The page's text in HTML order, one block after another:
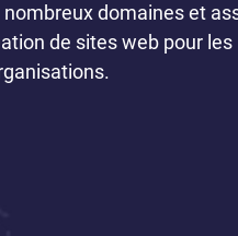
domaines et
de sites web pour les